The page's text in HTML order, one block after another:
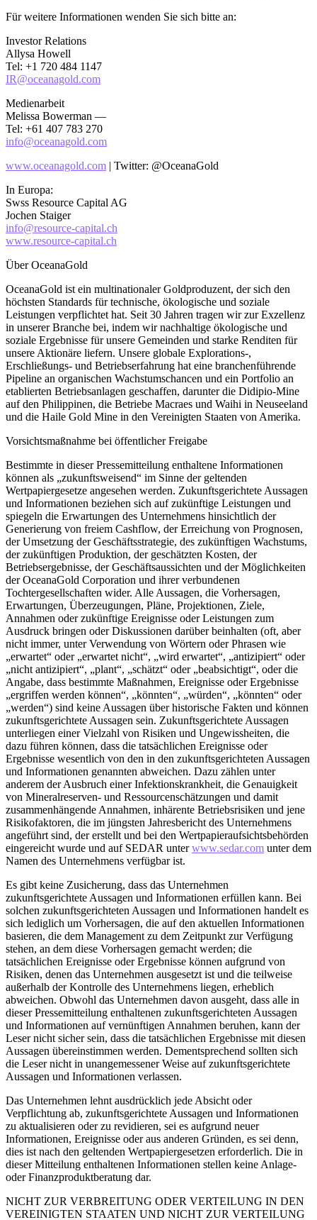
Für weitere Informationen wenden Sie sich bitte an:
Investor Relations
Allysa Howell
Tel: +1 720 484 1147
IR@oceanagold.com
Medienarbeit
Melissa Bowerman —
Tel: +61 407 783 270
info@oceanagold.com
www.oceanagold.com | Twitter: @OceanaGold
In Europa:
Swss Resource Capital AG
Jochen Staiger
info@resource-capital.ch
www.resource-capital.ch
Über OceanaGold
OceanaGold ist ein multinationaler Goldproduzent, der sich den
höchsten Standards für technische, ökologische und soziale
Leistungen verpflichtet hat. Seit 30 Jahren tragen wir zur Exzellenz
in unserer Branche bei, indem wir nachhaltige ökologische und
soziale Ergebnisse für unsere Gemeinden und starke Renditen für
unsere Aktionäre liefern. Unsere globale Explorations-,
Erschließungs- und Betriebserfahrung hat eine branchenführende
Pipeline an organischen Wachstumschancen und ein Portfolio an
etablierten Betriebsanlagen geschaffen, darunter die Didipio-Mine
auf den Philippinen, die Betriebe Macraes und Waihi in Neuseeland
und die Haile Gold Mine in den Vereinigten Staaten von Amerika.
Vorsichtsmaßnahme bei öffentlicher Freigabe
Bestimmte in dieser Pressemitteilung enthaltene Informationen
können als „zukunftsweisend“ im Sinne der geltenden
Wertpapiergesetze angesehen werden. Zukunftsgerichtete Aussagen
und Informationen beziehen sich auf zukünftige Leistungen und
spiegeln die Erwartungen des Unternehmens hinsichtlich der
Generierung von freiem Cashflow, der Erreichung von Prognosen,
der Umsetzung der Geschäftsstrategie, des zukünftigen Wachstums,
der zukünftigen Produktion, der geschätzten Kosten, der
Betriebsergebnisse, der Geschäftsaussichten und der Möglichkeiten
der OceanaGold Corporation und ihrer verbundenen
Tochtergesellschaften wider. Alle Aussagen, die Vorhersagen,
Erwartungen, Überzeugungen, Pläne, Projektionen, Ziele,
Annahmen oder zukünftige Ereignisse oder Leistungen zum
Ausdruck bringen oder Diskussionen darüber beinhalten (oft, aber
nicht immer, unter Verwendung von Wörtern oder Phrasen wie
„erwartet“ oder „erwartet nicht“, „wird erwartet“, „antizipiert“ oder
„nicht antizipiert“, „plant“, „schätzt“ oder „beabsichtigt“, oder die
Angabe, dass bestimmte Maßnahmen, Ereignisse oder Ergebnisse
„ergriffen werden können“, „könnten“, „würden“, „könnten“ oder
„werden“) sind keine Aussagen über historische Fakten und können
zukunftsgerichtete Aussagen sein. Zukunftsgerichtete Aussagen
unterliegen einer Vielzahl von Risiken und Ungewissheiten, die
dazu führen können, dass die tatsächlichen Ereignisse oder
Ergebnisse wesentlich von den in den zukunftsgerichteten Aussagen
und Informationen genannten abweichen. Dazu zählen unter
anderem der Ausbruch einer Infektionskrankheit, die Genauigkeit
von Mineralreserven- und Ressourcenschätzungen und damit
zusammenhängende Annahmen, inhärente Betriebsrisiken und jene
Risikofaktoren, die im jüngsten Jahresbericht des Unternehmens
angeführt sind, der erstellt und bei den Wertpapieraufsichtsbehörden
eingereicht wurde und auf SEDAR unterwww.sedar.com unter dem
Namen des Unternehmens verfügbar ist.
Es gibt keine Zusicherung, dass das Unternehmen
zukunftsgerichtete Aussagen und Informationen erfüllen kann. Bei
solchen zukunftsgerichteten Aussagen und Informationen handelt es
sich lediglich um Vorhersagen, die auf den aktuellen Informationen
basieren, die dem Management zu dem Zeitpunkt zur Verfügung
stehen, an dem diese Vorhersagen gemacht werden; die
tatsächlichen Ereignisse oder Ergebnisse können aufgrund von
Risiken, denen das Unternehmen ausgesetzt ist und die teilweise
außerhalb der Kontrolle des Unternehmens liegen, erheblich
abweichen. Obwohl das Unternehmen davon ausgeht, dass alle in
dieser Pressemitteilung enthaltenen zukunftsgerichteten Aussagen
und Informationen auf vernünftigen Annahmen beruhen, kann der
Leser nicht sicher sein, dass die tatsächlichen Ergebnisse mit diesen
Aussagen übereinstimmen werden. Dementsprechend sollten sich
die Leser nicht in unangemessener Weise auf zukunftsgerichtete
Aussagen und Informationen verlassen.
Das Unternehmen lehnt ausdrücklich jede Absicht oder
Verpflichtung ab, zukunftsgerichtete Aussagen und Informationen
zu aktualisieren oder zu revidieren, sei es aufgrund neuer
Informationen, Ereignisse oder aus anderen Gründen, es sei denn,
dies ist nach den geltenden Wertpapiergesetzen erforderlich. Die in
dieser Mitteilung enthaltenen Informationen stellen keine Anlage-
oder Finanzproduktberatung dar.
NICHT ZUR VERBREITUNG ODER VERTEILUNG IN DEN
VEREINIGTEN STAATEN UND NICHT ZUR VERTEILUNG